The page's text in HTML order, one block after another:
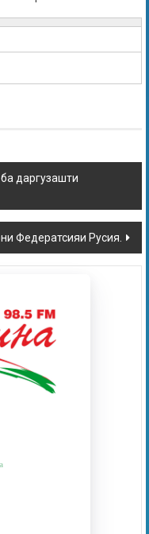
даргузашти
Федератсияи Русия.